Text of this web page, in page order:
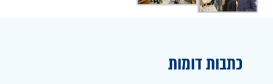
כתבות דומות